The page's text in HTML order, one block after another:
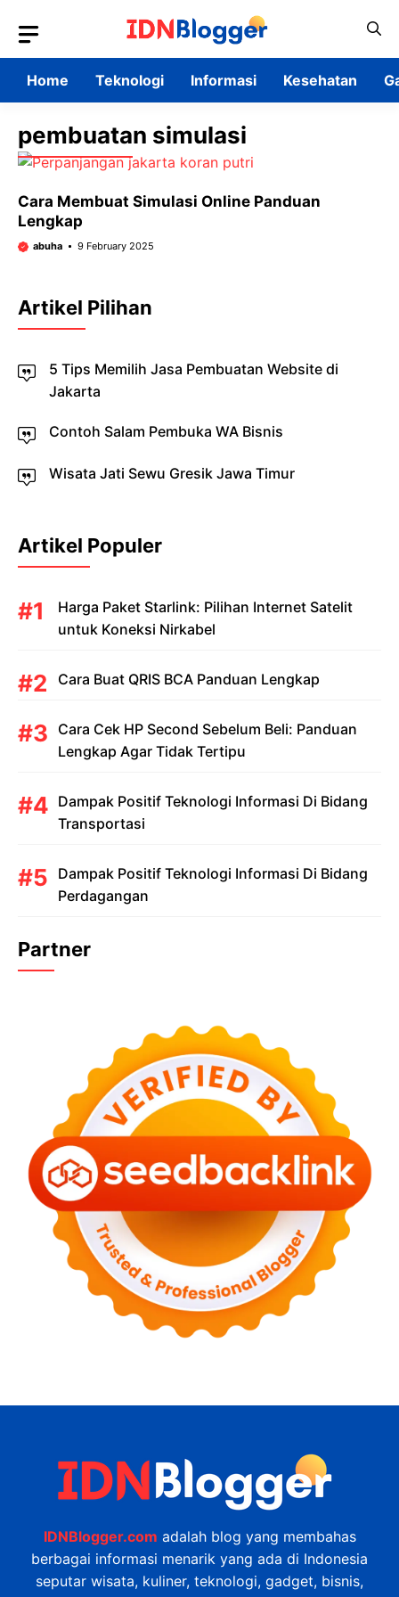
content
Home
Teknologi Informasi Kesehatan
pembuatan simulasi
Cara Membuat Simulasi Online Panduan
Lengkap
abuha 9 February 2025
Artikel Pilihan
5 Tips Memilih Jasa Pembuatan Website di
Jakarta
Contoh Salam Pembuka WA Bisnis
Wisata Jati Sewu Gresik Jawa Timur
Artikel Populer
Harga Paket Starlink: Pilihan Internet Satelit
untuk Koneksi Nirkabel
Cara Buat QRIS BCA Panduan Lengkap
Cara Cek HP Second Sebelum Beli: Panduan
Lengkap Agar Tidak Tertipu
Dampak Positif Teknologi Informasi Di Bidang
Transportasi
Dampak Positif Teknologi Informasi Di Bidang
Perdagangan
Partner
IDNBlogger.com adalah blog yang membahas
berbagai informasi menarik yang ada di Indonesia
seputar wisata, kuliner, teknologi, gadget, bisnis,